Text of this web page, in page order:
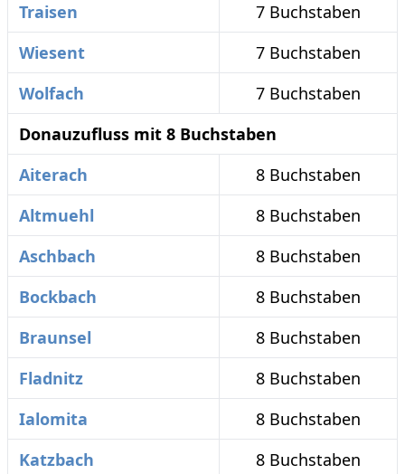
Traisen
7 Buchstaben
Wiesent
7 Buchstaben
Wolfach
7 Buchstaben
Donauzufluss mit 8 Buchstaben
Aiterach
8 Buchstaben
Altmuehl
8 Buchstaben
Aschbach
8 Buchstaben
Bockbach
8 Buchstaben
Braunsel
8 Buchstaben
Fladnitz
8 Buchstaben
Ialomita
8 Buchstaben
Katzbach
8 Buchstaben